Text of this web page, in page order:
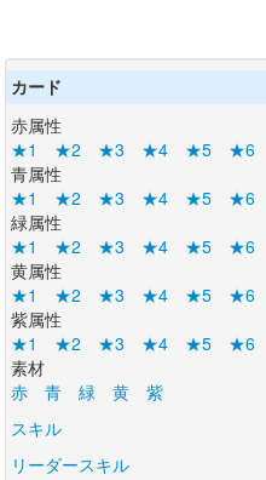
カード
赤属性
★1
★2 ★3 ★4 ★5
★6
青属性
★1
★2 ★3 ★4 ★5
★6
緑属性
★1
★2 ★3 ★4 ★5
★6
黄属性
★1
★2 ★3 ★4 ★5
★6
紫属性
★1
★2 ★3 ★4 ★5
★6
素材
赤
青 緑 黄
紫
スキル
リーダースキル